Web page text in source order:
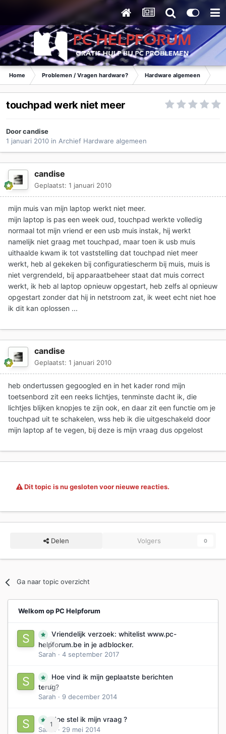
Home Problemen / Vragen hardware? Hardware algemeen
touchpad werk niet meer
Doorcandise
1 januari 2010 in Archief Hardware algemeen
candise
Geplaatst: 1 januari 2010
mijn muis van mijn laptop werkt niet meer.
mijn laptop is pas een week oud, touchpad werkte volledig
normaal tot mijn vriend er een usb muis instak, hij werkt
namelijk niet graag met touchpad, maar toen ik usb muis
uithaalde kwam ik tot vaststelling dat touchpad niet meer
werkt, heb al gekeken bij configuratiescherm bij muis, muis is
niet vergrendeld, bij apparaatbeheer staat dat muis correct
werkt, ik heb al laptop opnieuw opgestart, heb zelfs al opnieuw
opgestart zonder dat hij in netstroom zat, ik weet echt niet hoe
ik dit kan oplossen ...
candise
Geplaatst: 1 januari 2010
heb ondertussen gegoogled en in het kader rond mijn
toetsenbord zit een reeks lichtjes, tenminste dacht ik, die
lichtjes blijken knopjes te zijn ook, en daar zit een functie om je
touchpad uit te schakelen, wss heb ik die uitgeschakeld door
mijn laptop af te vegen, bij deze is mijn vraag dus opgelost
Dit topic is nu gesloten voor nieuwe reacties.
Delen Volgers 0
Ga naar topic overzicht
Welkom op PC Helpforum
0
Vriendelijk verzoek: whitelist www.pc-
helpforum.be in je adblocker.
Sarah · 4 september 2017
0
Hoe vind ik mijn geplaatste berichten
terug?
Sarah · 9 december 2014
1
Hoe stel ik mijn vraag ?
Sarah
· 29 mei 2014